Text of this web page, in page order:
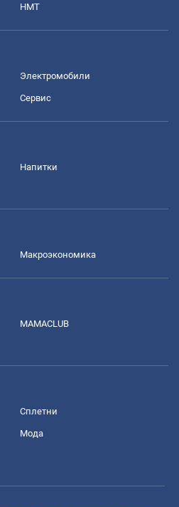
НМТ
Электромобили
Сервис
Напитки
Mакроэкономика
MAMACLUB
Сплетни
Мода